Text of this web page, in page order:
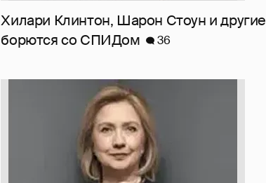
Хилари Клинтон, Шарон Стоун и другие
борются со СПИДом
36